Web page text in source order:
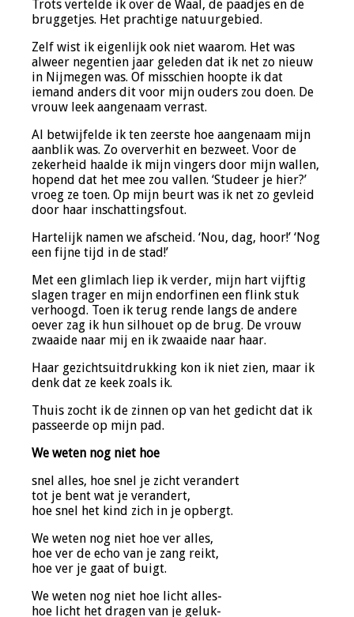
Trots vertelde ik over de Waal, de paadjes en de
bruggetjes. Het prachtige natuurgebied.
Zelf wist ik eigenlijk ook niet waarom. Het was
alweer negentien jaar geleden dat ik net zo nieuw
in Nijmegen was. Of misschien hoopte ik dat
iemand anders dit voor mijn ouders zou doen. De
vrouw leek aangenaam verrast.
Al betwijfelde ik ten zeerste hoe aangenaam mijn
aanblik was. Zo oververhit en bezweet. Voor de
zekerheid haalde ik mijn vingers door mijn wallen,
hopend dat het mee zou vallen. ‘Studeer je hier?’
vroeg ze toen. Op mijn beurt was ik net zo gevleid
door haar inschattingsfout.
Hartelijk namen we afscheid. ‘Nou, dag, hoor!’ ‘Nog
een fijne tijd in de stad!’
Met een glimlach liep ik verder, mijn hart vijftig
slagen trager en mijn endorfinen een flink stuk
verhoogd. Toen ik terug rende langs de andere
oever zag ik hun silhouet op de brug. De vrouw
zwaaide naar mij en ik zwaaide naar haar.
Haar gezichtsuitdrukking kon ik niet zien, maar ik
denk dat ze keek zoals ik.
Thuis zocht ik de zinnen op van het gedicht dat ik
passeerde op mijn pad.
We weten nog niet hoe
snel alles, hoe snel je zicht verandert
tot je bent wat je verandert,
hoe snel het kind zich in je opbergt.
We weten nog niet hoe ver alles,
hoe ver de echo van je zang reikt,
hoe ver je gaat of buigt.
We weten nog niet hoe licht alles-
hoe licht het dragen van je geluk-